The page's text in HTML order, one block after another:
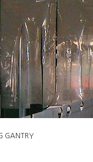
GANTRY